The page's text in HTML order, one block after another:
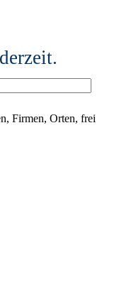
Firmen, Orten, frei